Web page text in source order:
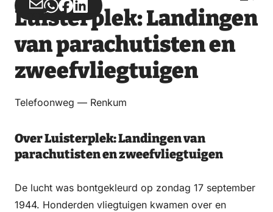
Deel
via
Email
Deel
via
WhatsApp
Deel
op
Facebook
Deel
op
LinkedIn
Luisterplek: Landingen
van parachutisten en
zweefvliegtuigen
Telefoonweg — Renkum
Over Luisterplek: Landingen van
parachutisten en zweefvliegtuigen
De lucht was bontgekleurd op zondag 17 september
1944. Honderden vliegtuigen kwamen over en